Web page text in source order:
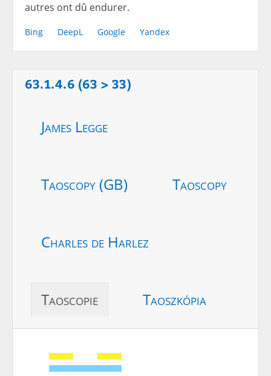
autres ont dû endurer.
Bing DeepL Google Yandex
63.1.4.6 (63 > 33)
James Legge
Taoscopy (GB) Taoscopy
Charles de Harlez
Taoscopie Taoszkópia